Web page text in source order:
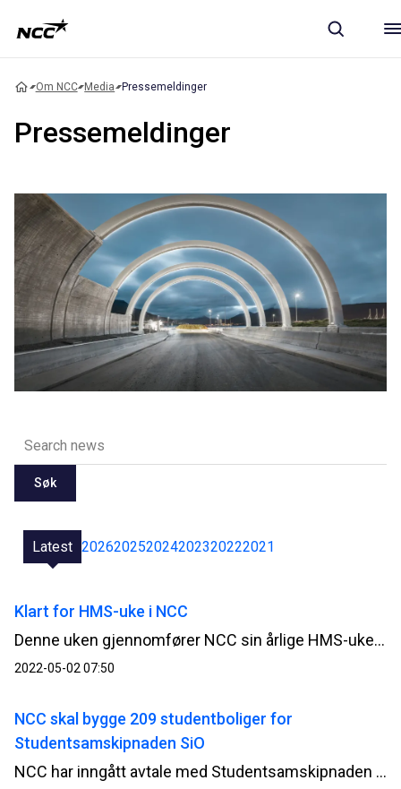
Om NCC Media Pressemeldinger
Pressemeldinger
Søk
Latest 202620252024202320222021
Klart for HMS-uke i NCC
Denne uken gjennomfører NCC sin årlige HMS-uke og 13 000 NCC-ansatte i de nordiske landene retter et ekstra fokus på helse, miljø og sikkerhet på jobben.
2022-05-02 07:50
NCC skal bygge 209 studentboliger for
Studentsamskipnaden SiO
NCC har inngått avtale med Studentsamskipnaden SiO for bygging av 209 studentboliger i Brenneriveien 11 i Oslo.